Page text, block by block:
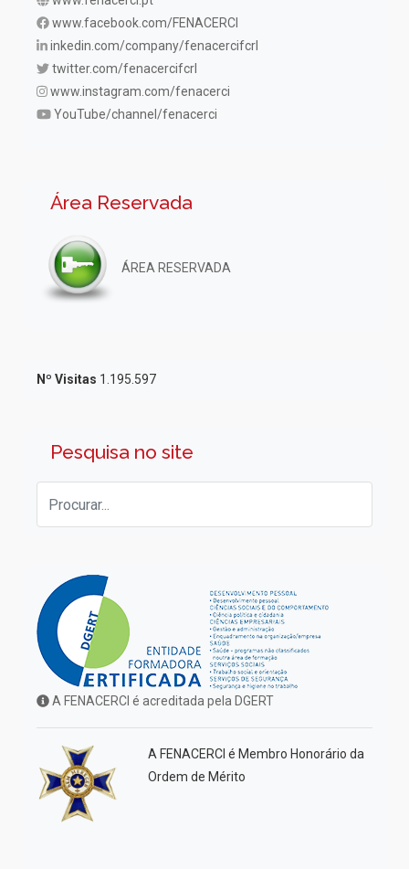
www.facebook.com/FENACERCI
inkedin.com/company/fenacercifcrl
twitter.com/fenacercifcrl
www.instagram.com/fenacerci
YouTube/channel/fenacerci
Área Reservada
ÁREA RESERVADA
Nº Visitas 1.195.597
Pesquisa no site
A FENACERCI é acreditada pela DGERT
A FENACERCI é Membro Honorário da
Ordem de Mérito